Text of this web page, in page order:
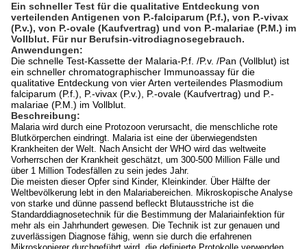
Ein schneller Test für die qualitative Entdeckung von
verteilenden Antigenen von P.-falciparum (P.f.), von P.-vivax
(P.v.), von P.-ovale (Kaufvertrag) und von P.-malariae (P.M.) im
Vollblut. Für nur Berufsin-vitrodiagnosegebrauch.
Anwendungen:
Die schnelle Test-Kassette der Malaria-P.f. /P.v. /Pan (Vollblut) ist
ein schneller chromatographischer Immunoassay für die
qualitative Entdeckung von vier Arten verteilendes Plasmodium
falciparum (P.f.), P.-vivax (P.v.), P.-ovale (Kaufvertrag) und P.-
malariae (P.M.) im Vollblut.
Beschreibung:
Malaria wird durch eine Protozoon verursacht, die menschliche rote
Blutkörperchen eindringt. Malaria ist eine der überwiegendsten
Krankheiten der Welt. Nach Ansicht der WHO wird das weltweite
Vorherrschen der Krankheit geschätzt, um 300-500 Million Fälle und
über 1 Million Todesfällen zu sein jedes Jahr.
Die meisten dieser Opfer sind Kinder, Kleinkinder. Über Hälfte der
Weltbevölkerung lebt in den Malariabereichen. Mikroskopische Analyse
von starke und dünne passend befleckt Blutausstriche ist die
Standarddiagnosetechnik für die Bestimmung der Malariainfektion für
mehr als ein Jahrhundert gewesen. Die Technik ist zur genauen und
zuverlässigen Diagnose fähig, wenn sie durch die erfahrenen